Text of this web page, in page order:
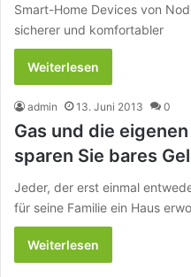
Smart-Home Devices von
sicherer und komfortabler
Weiterlesen
admin 13. Juni 2013 0
Gas und die
sparen Sie bares
Jeder, der erst einmal
für seine Familie ein Haus
Weiterlesen